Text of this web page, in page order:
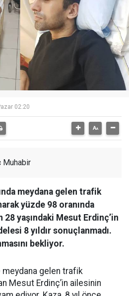
02:20
Muhabir
meydana gelen trafik
yüzde 98 oranında
yaşındaki Mesut Erdinç’in
8 yıldır sonuçlanmadı.
bekliyor.
meydana gelen trafik
Mesut Erdinç’in ailesinin